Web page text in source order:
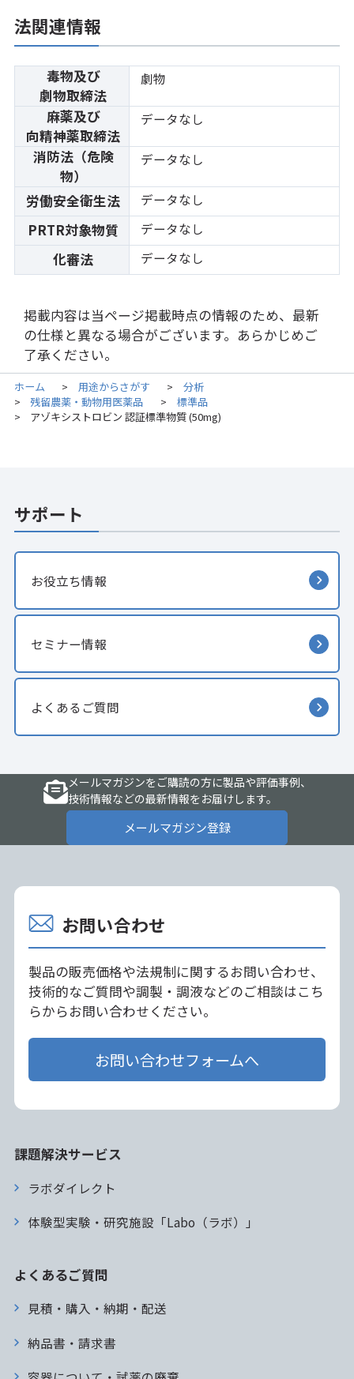
法関連情報
毒物及び
劇物取締法
劇物
麻薬及び
向精神薬取締法
データなし
消防法（危険
物）
データなし
労働安全衛生法 データなし
PRTR対象物質 データなし
化審法 データなし
掲載内容は当ページ掲載時点の情報のため、最新
の仕様と異なる場合がございます。あらかじめご
了承ください。
ホーム > 用途からさがす > 分析
> 残留農薬・動物用医薬品 > 標準品
> アゾキシストロビン 認証標準物質 (50mg)
サポート
お役立ち情報
セミナー情報
よくあるご質問
メールマガジンをご購読の方に製品や評価事例、
技術情報などの最新情報をお届けします。
メールマガジン登録
お問い合わせ
製品の販売価格や法規制に関するお問い合わせ、
技術的なご質問や調製・調液などのご相談はこち
らからお問い合わせください。
お問い合わせフォームへ
課題解決サービス
ラボダイレクト
体験型実験・研究施設「Labo（ラボ）」
よくあるご質問
見積・購入・納期・配送
納品書・請求書